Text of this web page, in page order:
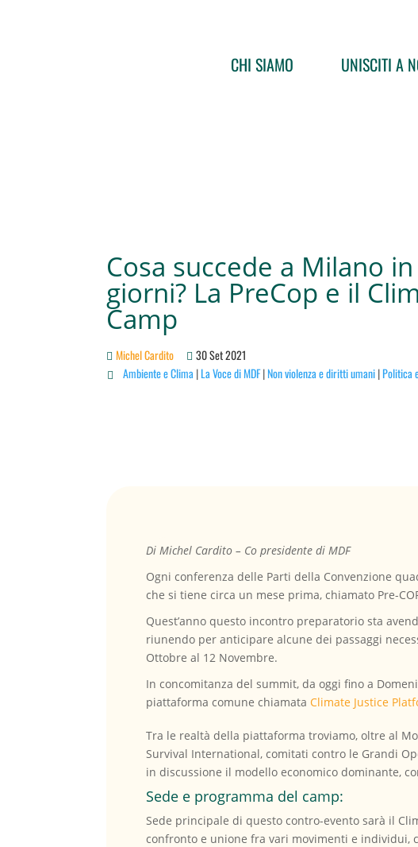
CHI SIAMO UNISCITI A
Cosa succede a Milano
giorni? La PreCop e il
Camp
Michel Cardito 30 Set 2021
 Ambiente e Clima |La Voce di MDF|Non violenza e diritti umani|Politica
Di Michel Cardito – Co presidente di MDF
Ogni conferenza delle Parti della Convenzione
che si tiene circa un mese prima, chiamato Pre-
Quest’anno questo incontro preparatorio sta
riunendo per anticipare alcune dei passaggi
Ottobre al 12 Novembre.
In concomitanza del summit, da oggi fino a
piattaforma comune chiamataClimate Justice
Tra le realtà della piattaforma troviamo, oltre al
Survival International, comitati contro le Grandi
in discussione il modello economico dominante,
Sede e programma del camp:
Sede principale di questo contro-evento sarà il
confronto e unione fra vari movimenti e individui,